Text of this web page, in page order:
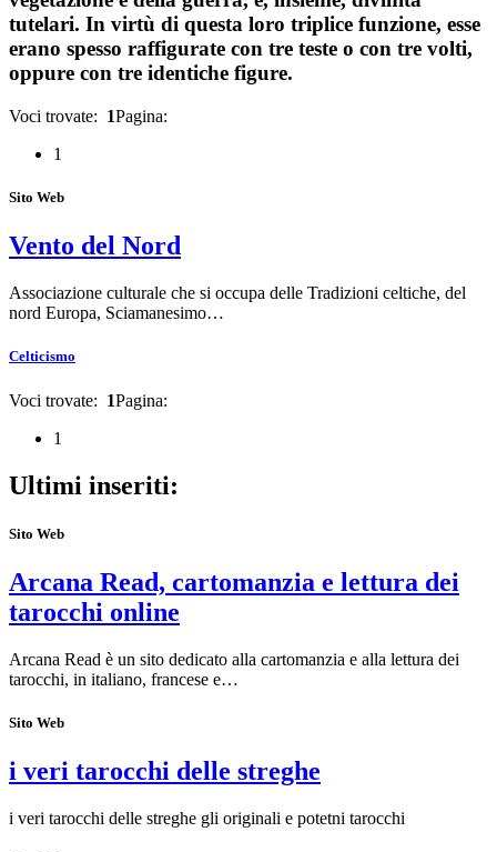
tutelari. In virtù di questa loro triplice funzione, esse
erano spesso raffigurate con tre teste o con tre volti,
oppure con tre identiche figure.
Voci trovate: 1Pagina:
1
Sito Web
Vento del Nord
Associazione culturale che si occupa delle Tradizioni celtiche, del
nord Europa, Sciamanesimo…
Celticismo
Voci trovate: 1Pagina:
1
Ultimi inseriti:
Sito Web
Arcana Read, cartomanzia e lettura dei
tarocchi online
Arcana Read è un sito dedicato alla cartomanzia e alla lettura dei
tarocchi, in italiano, francese e…
Sito Web
i veri tarocchi delle streghe
i veri tarocchi delle streghe gli originali e potetni tarocchi